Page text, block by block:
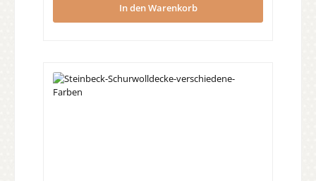
In den Warenkorb